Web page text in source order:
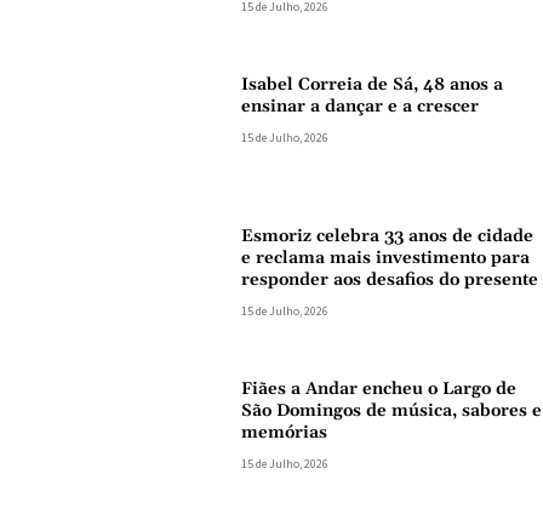
15 de Julho, 2026
Isabel Correia de Sá, 48 anos a
ensinar a dançar e a crescer
15 de Julho, 2026
Esmoriz celebra 33 anos de cidade
e reclama mais investimento para
responder aos desafios do presente
15 de Julho, 2026
Fiães a Andar encheu o Largo de
São Domingos de música, sabores e
memórias
15 de Julho, 2026